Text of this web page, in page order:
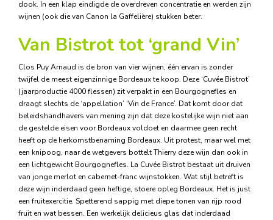
dook. In een klap eindigde de overdreven concentratie en werden zijn
wijnen (ook die van Canon la Gaffelière) stukken beter.
Van Bistrot tot ‘grand Vin’
Clos Puy Arnaud is de bron van vier wijnen, één ervan is zonder
twijfel de meest eigenzinnige Bordeaux te koop. Deze ‘Cuvée Bistrot’
(jaarproductie 4000 flessen) zit verpakt in een Bourgognefles en
draagt slechts de ‘appellation’ ‘Vin de France’. Dat komt door dat
beleidshandhavers van mening zijn dat deze kostelijke wijn niet aan
de gestelde eisen voor Bordeaux voldoet en daarmee geen recht
heeft op de herkomstbenaming Bordeaux. Uit protest, maar wel met
een knipoog, naar de wetgevers bottelt Thierry deze wijn dan ook in
een lichtgewicht Bourgognefles. La Cuvée Bistrot bestaat uit druiven
van jonge merlot en cabernet-franc wijnstokken. Wat stijl betreft is
deze wijn inderdaad geen heftige, stoere opleg Bordeaux. Het is just
een fruitexercitie. Spetterend sappig met diepe tonen van rijp rood
fruit en wat bessen. Een werkelijk delicieus glas dat inderdaad